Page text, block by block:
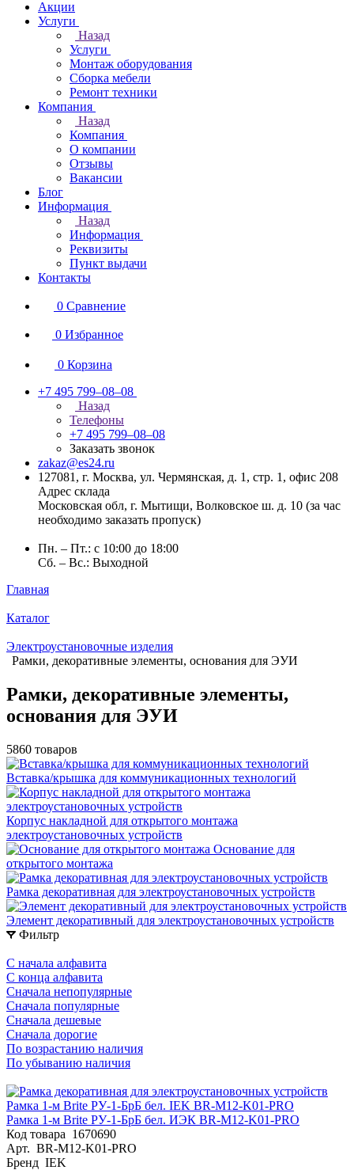
Акции
Услуги
Назад
Услуги
Монтаж оборудования
Сборка мебели
Ремонт техники
Компания
Назад
Компания
О компании
Отзывы
Вакансии
Блог
Информация
Назад
Информация
Реквизиты
Пункт выдачи
Контакты
0 Сравнение
0 Избранное
0 Корзина
+7 495 799–08–08
Назад
Телефоны
+7 495 799–08–08
Заказать звонок
zakaz@es24.ru
127081, г. Москва, ул. Чермянская, д. 1, стр. 1, офис 208
Адрес склада
Московская обл, г. Мытищи, Волковское ш. д. 10 (за час
необходимо заказать пропуск)
Пн. – Пт.: с 10:00 до 18:00
Сб. – Вс.: Выходной
Главная
Каталог
Электроустановочные изделия
Рамки, декоративные элементы, основания для ЭУИ
Рамки, декоративные элементы,
основания для ЭУИ
5860 товаров
Вставка/крышка для коммуникационных технологий
Корпус накладной для открытого монтажа
электроустановочных устройств
Основание для
открытого монтажа
Рамка декоративная для электроустановочных устройств
Элемент декоративный для электроустановочных устройств
Фильтр
С начала алфавита
С конца алфавита
Сначала непопулярные
Сначала популярные
Сначала дешевые
Сначала дорогие
По возрастанию наличия
По убыванию наличия
Рамка 1-м Brite РУ-1-БрБ бел. ИЭК BR-M12-K01-PRO
Код товара 1670690
Арт. BR-M12-K01-PRO
Бренд IEK